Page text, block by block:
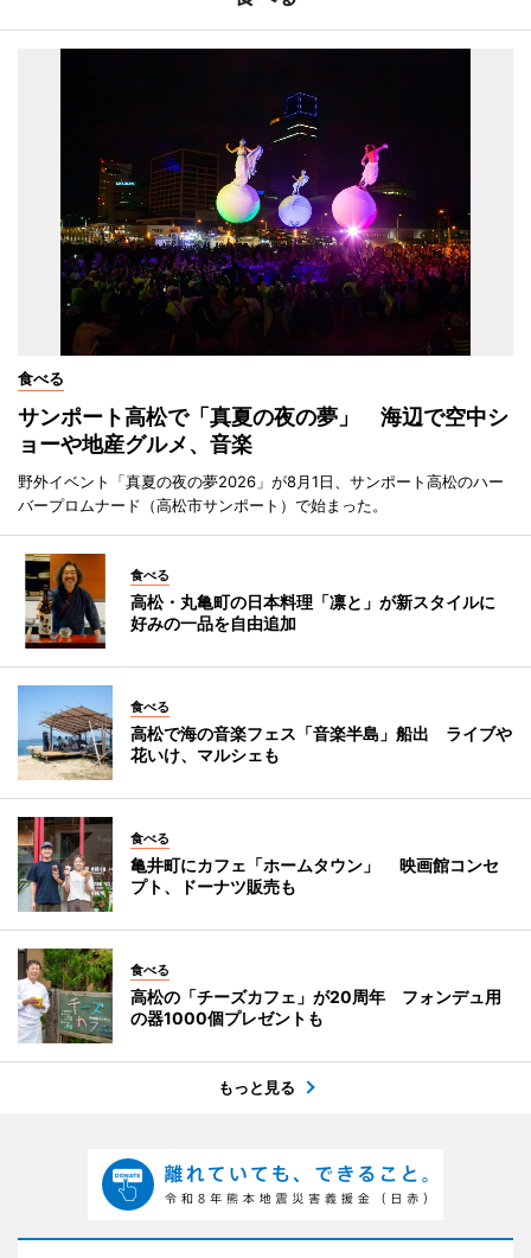
食べる
サンポート高松で「真夏の夜の夢」 海辺で空中シ
ョーや地産グルメ、音楽
野外イベント「真夏の夜の夢2026」が8月1日、サンポート高松のハー
バープロムナード（高松市サンポート）で始まった。
食べる
高松・丸亀町の日本料理「凛と」が新スタイルに
好みの一品を自由追加
食べる
高松で海の音楽フェス「音楽半島」船出 ライブや
花いけ、マルシェも
食べる
亀井町にカフェ「ホームタウン」 映画館コンセ
プト、ドーナツ販売も
食べる
高松の「チーズカフェ」が20周年 フォンデュ用
の器1000個プレゼントも
もっと見る